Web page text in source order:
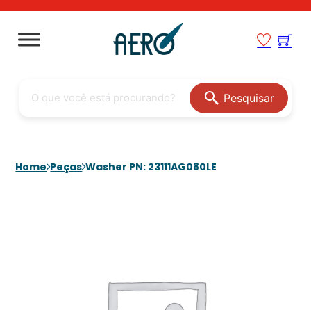
Pesquisar
Home Peças Washer PN: 23111AG080LE